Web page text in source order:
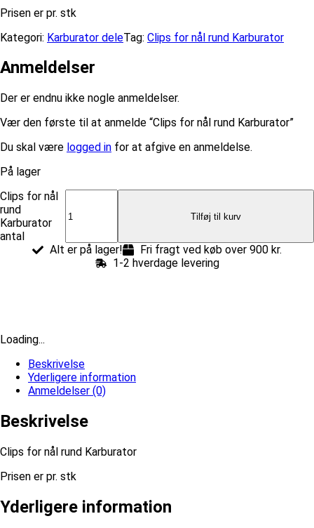
Prisen er pr. stk
Kategori: Karburator deleTag: Clips for nål rund Karburator
Anmeldelser
Der er endnu ikke nogle anmeldelser.
Vær den første til at anmelde “Clips for nål rund Karburator”
Du skal være logged in for at afgive en anmeldelse.
På lager
Clips for nål
rund
Karburator
antal
Tilføj til kurv
Alt er på lager!
Fri fragt ved køb over 900 kr.
1-2 hverdage levering
Loading...
Beskrivelse
Yderligere information
Anmeldelser (0)
Beskrivelse
Clips for nål rund Karburator
Prisen er pr. stk
Yderligere information